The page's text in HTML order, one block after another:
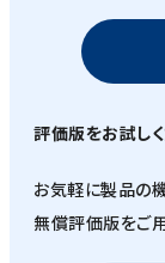
評価版をお試し
お気軽に製品の
無償評価版をご